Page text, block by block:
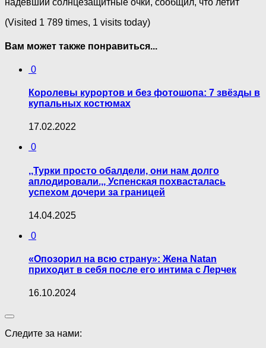
надевший солнцезащитные очки, сообщил, что летит
(Visited 1 789 times, 1 visits today)
Вам может также понравиться...
0
Королевы курортов и без фотошопа: 7 звёзды в
купальных костюмах
17.02.2022
0
,,Турки просто обалдели, они нам долго
аплодировали.,, Успенская похвасталась
успехом дочери за границей
14.04.2025
0
«Опозорил на всю страну»: Жена Natan
приходит в себя после его интима с Лерчек
16.10.2024
Следите за нами: